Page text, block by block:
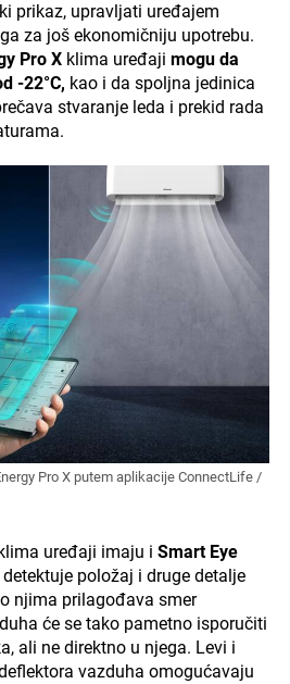
prikaz, upravljati uređajem
za još ekonomičniju upotrebu.
Pro X klima uređaji mogu da
-22°C, kao i da spoljna jedinica
stvaranje leda i prekid rada
Pro X putem aplikacije ConnectLife /
klima uređaji imaju i Smart Eye
položaj i druge detalje
njima prilagođava smer
će se tako pametno isporučiti
ali ne direktno u njega. Levi i
vazduha omogućavaju